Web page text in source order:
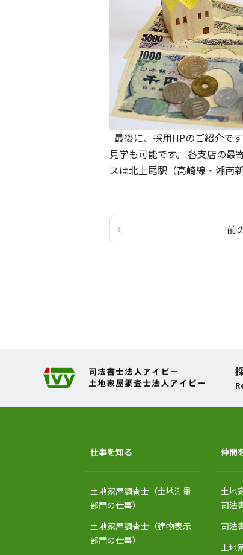
最後に、採用HPのご紹介です
見学も可能です。 各支店の最
スは北上尾駅（高崎線・湘南
前
仕事を知る
土地家屋調査士（土地測量
部門の仕事）
土地家屋調査士（建物表示
部門の仕事）
仲間
土地
司法
司法
土地